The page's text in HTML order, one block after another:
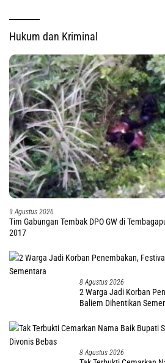
Hukum dan Kriminal
9 Agustus 2026
Tim Gabungan Tembak DPO GW di
2017
8 Agustus 2026
2 Warga Jadi Korban
Baliem Dihentikan
8 Agustus 2026